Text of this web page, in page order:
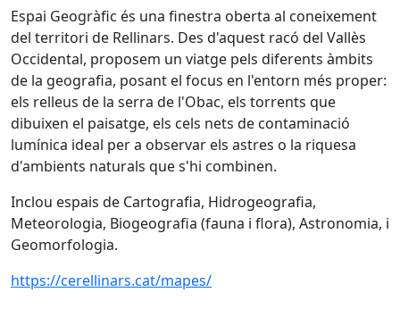
Espai Geogràfic és una finestra oberta al coneixement
del territori de Rellinars. Des d'aquest racó del Vallès
Occidental, proposem un viatge pels diferents àmbits
de la geografia, posant el focus en l'entorn més proper:
els relleus de la serra de l'Obac, els torrents que
dibuixen el paisatge, els cels nets de contaminació
lumínica ideal per a observar els astres o la riquesa
d'ambients naturals que s'hi combinen.
Inclou espais de Cartografia, Hidrogeografia,
Meteorologia, Biogeografia (fauna i flora), Astronomia, i
Geomorfologia.
https://cerellinars.cat/mapes/